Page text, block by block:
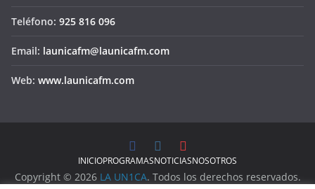
Teléfono: 925 816 096
Email: launicafm@launicafm.com
Web: www.launicafm.com
INICIOPROGRAMASNOTICIASNOSOTROS
Copyright © 2026 LA UN1CA. Todos los derechos reservados.